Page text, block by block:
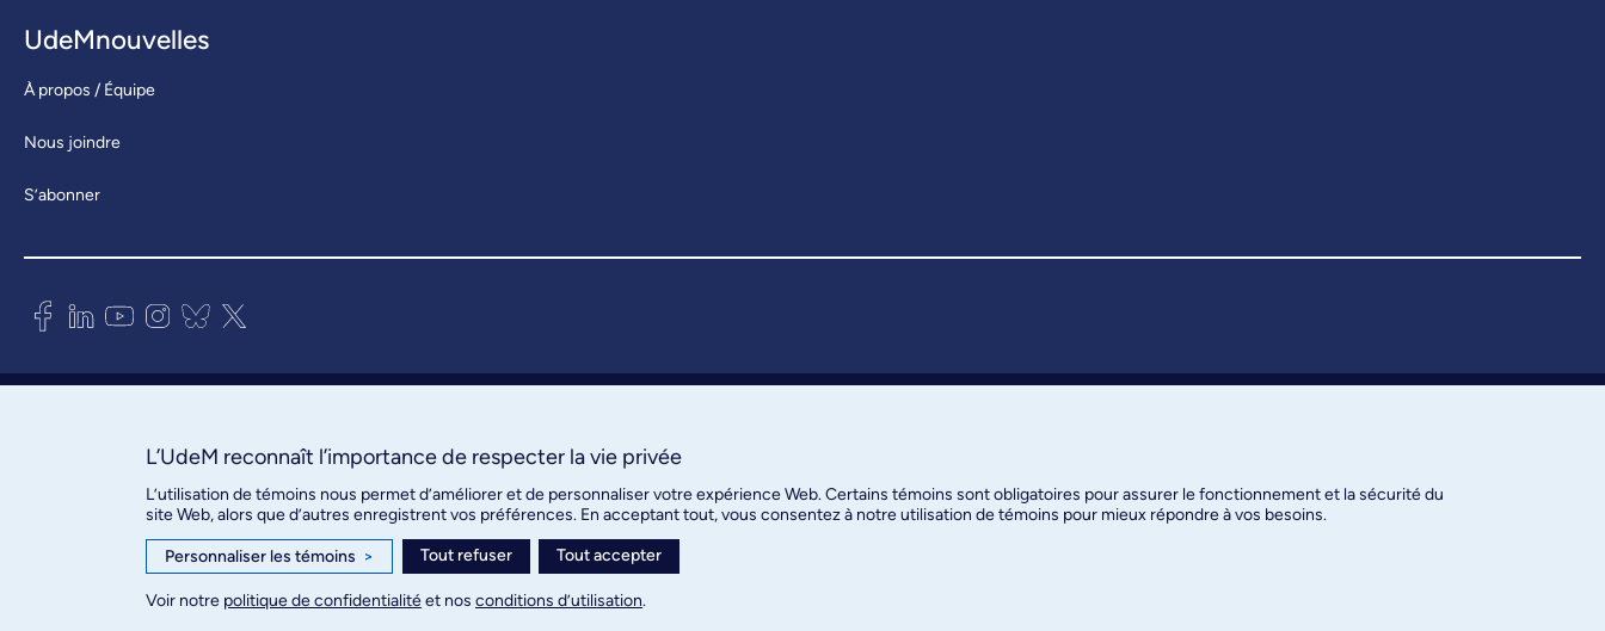
UdeMnouvelles
À propos / Équipe
Nous joindre
S’abonner
Bureau des communications et
3744, rue Jean-Brillant, bureau 490
Conditions d’utilisation
Paramètres des témoins
© Université de Montréal, 2026. Tous droits réservés.
L’UdeM reconnaît l’importance de respecter la vie privée
L’utilisation de témoins nous permet d’améliorer et de personnaliser votre expérience Web. Certains témoins sont obligatoires pour assurer le fonctionnement et la sécurité du
site Web, alors que d’autres enregistrent vos préférences. En acceptant tout, vous consentez à notre utilisation de témoins pour mieux répondre à vos besoins.
Personnaliser les témoins > Tout refuser Tout accepter
Voir notre politique de confidentialitéet nos conditions d’utilisation.